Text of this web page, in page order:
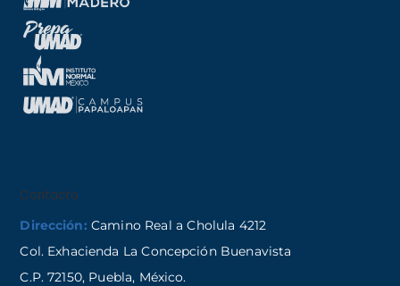
Contacto
Dirección: Camino Real a Cholula 4212
Col. Exhacienda La Concepción Buenavista
C.P. 72150, Puebla, México.